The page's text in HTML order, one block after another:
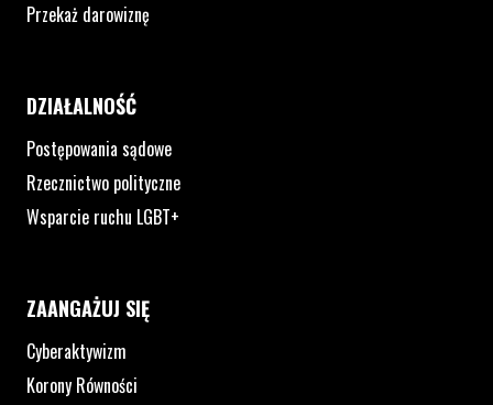
Przekaż darowiznę
DZIAŁALNOŚĆ
Postępowania sądowe
Rzecznictwo polityczne
Wsparcie ruchu LGBT+
ZAANGAŻUJ SIĘ
Cyberaktywizm
Korony Równości